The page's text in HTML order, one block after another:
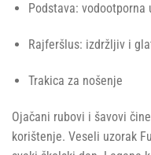
Podstava: vodootporna
Rajferšlus: izdržljiv i
Trakica za nošenje
Ojačani rubovi i šavovi
korištenje. Veseli uzorak